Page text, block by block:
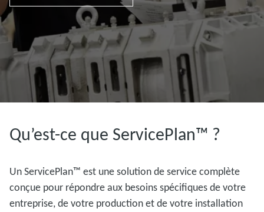
Qu’est-ce que ServicePlan™ ?
Un ServicePlan™ est une solution de service complète
conçue pour répondre aux besoins spécifiques de votre
entreprise, de votre production et de votre installation